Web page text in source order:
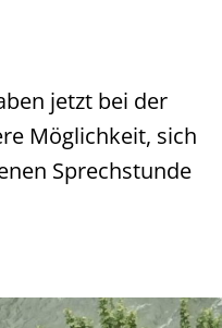
jetzt bei der
Möglichkeit, sich
Sprechstunde